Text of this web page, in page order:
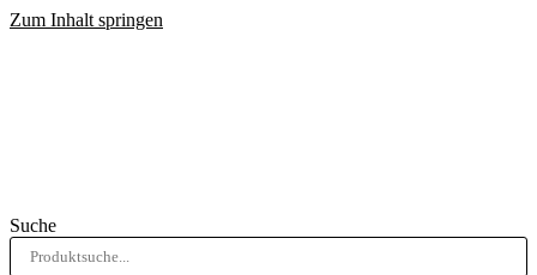
Zum Inhalt springen
Suche